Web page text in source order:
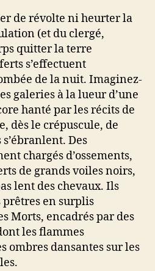
de révolte ni heurter la
(et du clergé,
quitter la terre
s’effectuent
de la nuit. Imaginez-
galeries à la lueur d’une
hanté par les récits de
dès le crépuscule, de
Des
chargés d’ossements,
de grands voiles noirs,
lent des chevaux. Ils
prêtres en surplis
Morts, encadrés par des
les flammes
ombres dansantes sur les